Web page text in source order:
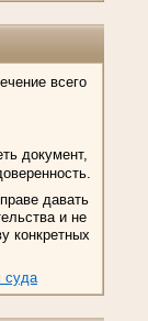
всего
документ,
давать
и не
конкретных
суда